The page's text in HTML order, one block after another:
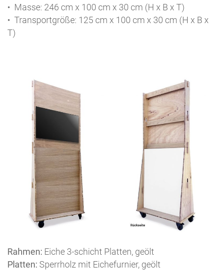
• Masse: 246 cm x 100 cm x 30 cm (H x B x T)
• Transportgröße: 125 cm x 100 cm x 30 cm (H x B x
T)
Rahmen: Eiche 3-schicht Platten, geölt
Platten: Sperrholz mit Eichefurnier, geölt